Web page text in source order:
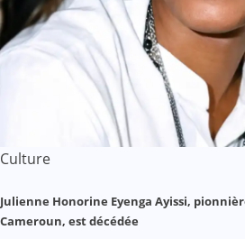
Culture
Julienne Honorine Eyenga Ayissi,
Cameroun, est décédée